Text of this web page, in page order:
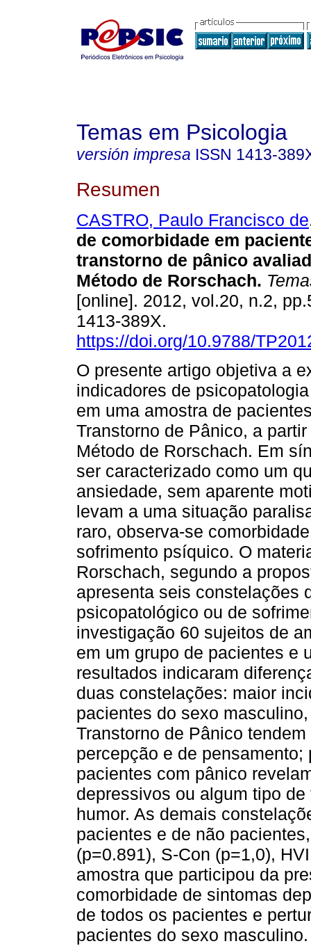
Temas em Psicologia
versión impresa ISSN 1413-
Resumen
CASTRO, Paulo Francisco de
de comorbidade em
transtorno de pânico
Método de Rorschach.
[online]. 2012, vol.20, n.2,
1413-389X.
https://doi.org/10.9788/
O presente artigo objetiva a
indicadores de
em uma amostra de
Transtorno de Pânico, a
Método de Rorschach. Em
ser caracterizado como um
ansiedade, sem aparente
levam a uma situação
raro, observa-se
sofrimento psíquico. O
Rorschach, segundo a
apresenta seis constelações
psicopatológico ou de
investigação 60 sujeitos de
em um grupo de pacientes e
resultados indicaram
duas constelações: maior
pacientes do sexo
Transtorno de Pânico
percepção e de
pacientes com pânico
depressivos ou algum tipo
humor. As demais
pacientes e de não
(p=0.891), S-Con (p=1,0),
amostra que participou da
comorbidade de sintomas
de todos os pacientes e
pacientes do sexo masculino.